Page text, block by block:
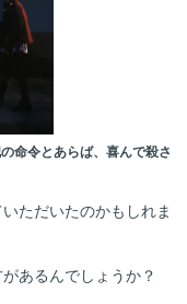
命令とあらば、喜んで殺さ
ただいたのかもしれま
あるんでしょうか？